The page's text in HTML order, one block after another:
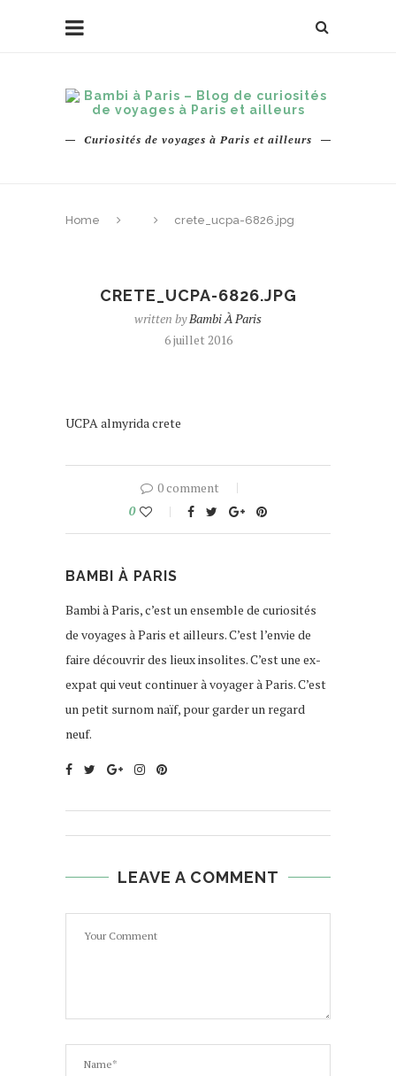
Curiosités de voyages à Paris et ailleurs
Home crete_ucpa-6826.jpg
CRETE_UCPA-6826.JPG
written byBambi À Paris
6 juillet 2016
UCPA almyrida crete
0 comment
0
BAMBI À PARIS
Bambi à Paris, c’est un ensemble de curiosités
de voyages à Paris et ailleurs. C’est l’envie de
faire découvrir des lieux insolites. C’est une ex-
expat qui veut continuer à voyager à Paris. C’est
un petit surnom naïf, pour garder un regard
neuf.
LEAVE A COMMENT